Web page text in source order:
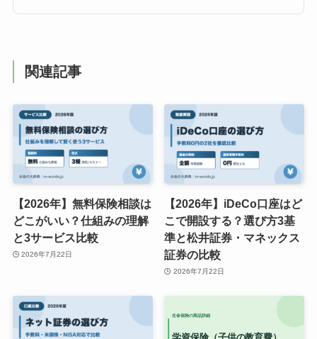
関連記事
【2026年】無料保険相談は
どこがいい？仕組みの理解
と3サービス比較
2026年7月22日
【2026年】iDeCo口座はど
こで開設する？選び方3基
準と松井証券・マネックス
証券の比較
2026年7月22日